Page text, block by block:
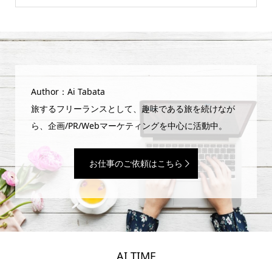
Author：Ai Tabata
旅するフリーランスとして、趣味である旅を続けなが
ら、企画/PR/Webマーケティングを中心に活動中。
お仕事のご依頼はこちら
AI TIME